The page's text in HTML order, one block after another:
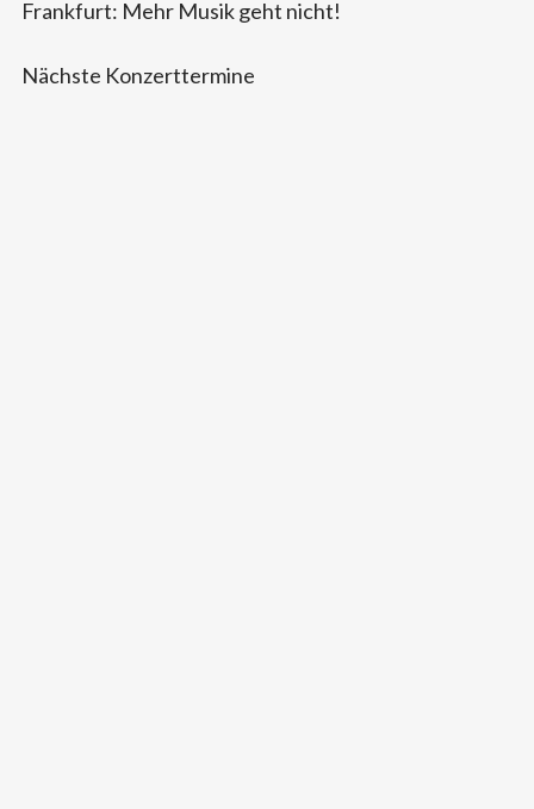
Frankfurt: Mehr Musik geht nicht!
Nächste Konzerttermine